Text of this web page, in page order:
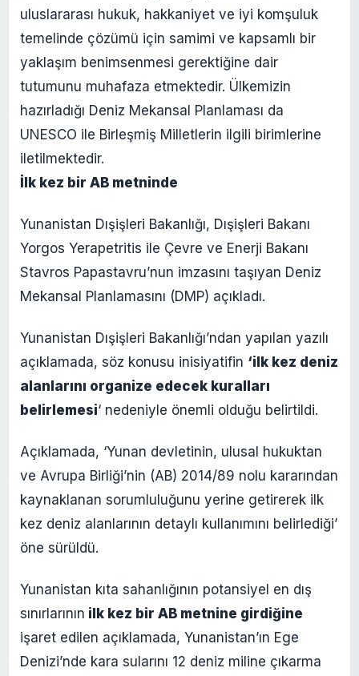
uluslararası hukuk, hakkaniyet ve iyi komşuluk
temelinde çözümü için samimi ve kapsamlı bir
yaklaşım benimsenmesi gerektiğine dair
tutumunu muhafaza etmektedir. Ülkemizin
hazırladığı Deniz Mekansal Planlaması da
UNESCO ile Birleşmiş Milletlerin ilgili birimlerine
iletilmektedir.
İlk kez bir AB metninde
Yunanistan Dışişleri Bakanlığı, Dışişleri Bakanı
Yorgos Yerapetritis ile Çevre ve Enerji Bakanı
Stavros Papastavru’nun imzasını taşıyan Deniz
Mekansal Planlamasını (DMP) açıkladı.
Yunanistan Dışişleri Bakanlığı’ndan yapılan yazılı
açıklamada, söz konusu inisiyatifin ‘ilk kez deniz
alanlarını organize edecek kuralları
belirlemesi‘ nedeniyle önemli olduğu belirtildi.
Açıklamada, ‘Yunan devletinin, ulusal hukuktan
ve Avrupa Birliği’nin (AB) 2014/89 nolu kararından
kaynaklanan sorumluluğunu yerine getirerek ilk
kez deniz alanlarının detaylı kullanımını belirlediği’
öne sürüldü.
Yunanistan kıta sahanlığının potansiyel en dış
sınırlarının ilk kez bir AB metnine girdiğine
işaret edilen açıklamada, Yunanistan’ın Ege
Denizi’nde kara sularını 12 deniz miline çıkarma